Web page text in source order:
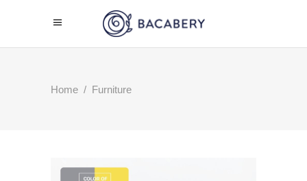
Home / Furniture